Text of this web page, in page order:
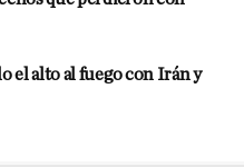
el alto al fuego con Irán y